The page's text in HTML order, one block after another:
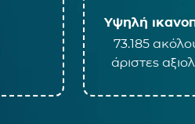
Υψηλή
73.185
άριστες